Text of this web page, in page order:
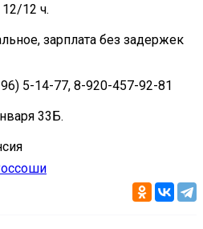
12 ч.
зарплата без задержек
5-14-77, 8-920-457-92-81
33Б.